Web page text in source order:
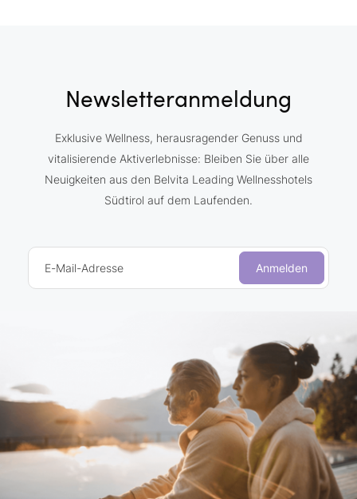
Newsletteranmeldung
Exklusive Wellness, herausragender Genuss und
vitalisierende Aktiverlebnisse: Bleiben Sie über alle
Neuigkeiten aus den Belvita Leading Wellnesshotels
Südtirol auf dem Laufenden.
E-Mail-Adresse Anmelden